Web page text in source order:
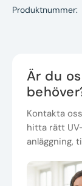
Produktnummer:
Är du
Kontakta
hitta rätt
anläggning,